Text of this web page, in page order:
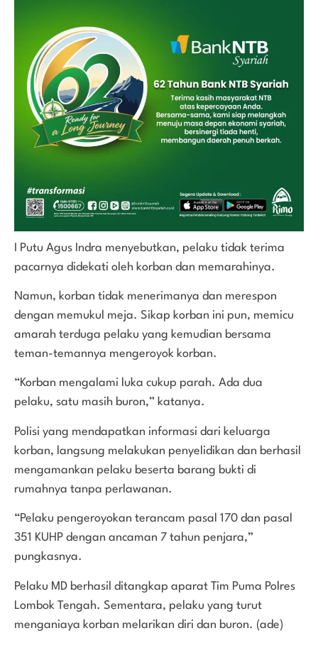
I Putu Agus Indra menyebutkan, pelaku tidak terima
pacarnya didekati oleh korban dan memarahinya.
Namun, korban tidak menerimanya dan merespon
dengan memukul meja. Sikap korban ini pun, memicu
amarah terduga pelaku yang kemudian bersama
teman-temannya mengeroyok korban.
“Korban mengalami luka cukup parah. Ada dua
pelaku, satu masih buron,” katanya.
Polisi yang mendapatkan informasi dari keluarga
korban, langsung melakukan penyelidikan dan berhasil
mengamankan pelaku beserta barang bukti di
rumahnya tanpa perlawanan.
“Pelaku pengeroyokan terancam pasal 170 dan pasal
351 KUHP dengan ancaman 7 tahun penjara,”
pungkasnya.
Pelaku MD berhasil ditangkap aparat Tim Puma Polres
Lombok Tengah. Sementara, pelaku yang turut
menganiaya korban melarikan diri dan buron. (ade)